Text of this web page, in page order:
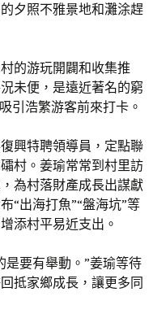
夕照不雅景地和灘涂趕
的游玩開闢和收集推
未便，是遠近著名的窮
引浩繁游客前來打卡。
興特聘領導員，定點聯
村。姜瑜常常到村里訪
為村落財產成長出謀獻
“出海打魚”“盤海坑”等
添村平易近支出。
是要有舉動。”姜瑜等待
抵家鄉成長，讓更多同